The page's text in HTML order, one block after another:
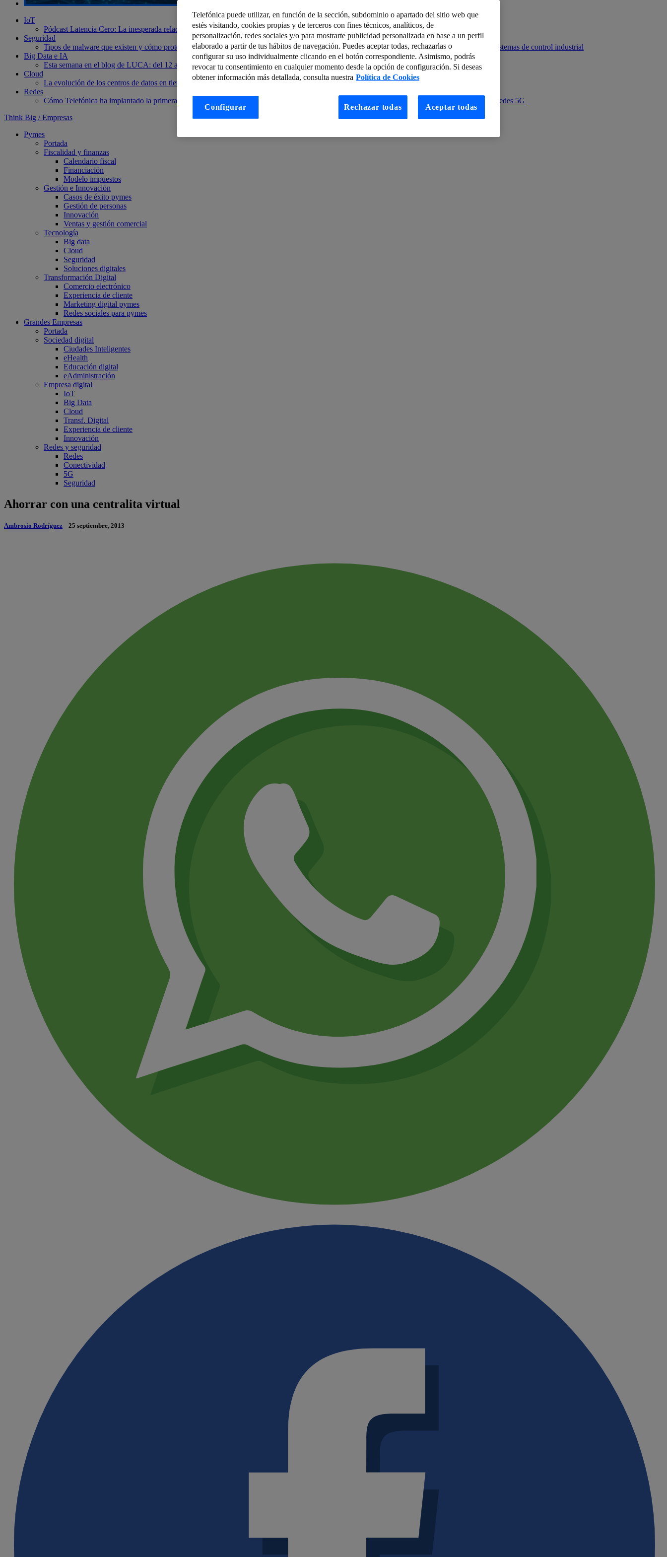
IoT
Pódcast Latencia Cero: La inesperada relación entre Smart Cities y Agricultura Inteligente La calidad del dato como marca personal
Seguridad
Tipos de malware que existen y cómo proteger sus datos y dispositivos Telefónica invierte en Nozomi Networks, compañía líder en seguridad y sistemas de control industrial
Big Data e IA
Esta semana en el blog de LUCA: del 12 al 18 de Noviembre Historia de Lisp y su uso en redes neuronales – Parte II
Cloud
La evolución de los centros de datos en tiempos de IA Cloud híbrida: escalabilidad, flexibilidad y disponibilidad
Redes
Cómo Telefónica ha implantado la primera red comercial SDN automatizada y multivendor
El ojo de Sauron de la videovigilancia habilitado por redes 5G
Think Big / Empresas
Pymes
Portada
Fiscalidad y finanzas
Calendario fiscal
Financiación
Modelo impuestos
Gestión e Innovación
Casos de éxito pymes
Gestión de personas
Innovación
Ventas y gestión comercial
Tecnología
Big data
Cloud
Seguridad
Soluciones digitales
Transformación Digital
Comercio electrónico
Experiencia de cliente
Marketing digital pymes
Redes sociales para pymes
Grandes Empresas
Portada
Sociedad digital
Ciudades Inteligentes
eHealth
Educación digital
eAdministración
Empresa digital
IoT
Big Data
Cloud
Transf. Digital
Experiencia de cliente
Innovación
Redes y seguridad
Redes
Conectividad
5G
Seguridad
Ahorrar con una centralita virtual
Ambrosio Rodríguez 25 septiembre, 2013
Telefónica puede utilizar, en función de la sección, subdominio o apartado del sitio web que
estés visitando, cookies propias y de terceros con fines técnicos, analíticos, de
personalización, redes sociales y/o para mostrarte publicidad personalizada en base a un perfil
elaborado a partir de tus hábitos de navegación. Puedes aceptar todas, rechazarlas o
configurar su uso individualmente clicando en el botón correspondiente. Asimismo, podrás
revocar tu consentimiento en cualquier momento desde la opción de configuración. Si deseas
obtener información más detallada, consulta nuestra Política de Cookies
Rechazar todas Aceptar todas
Configurar